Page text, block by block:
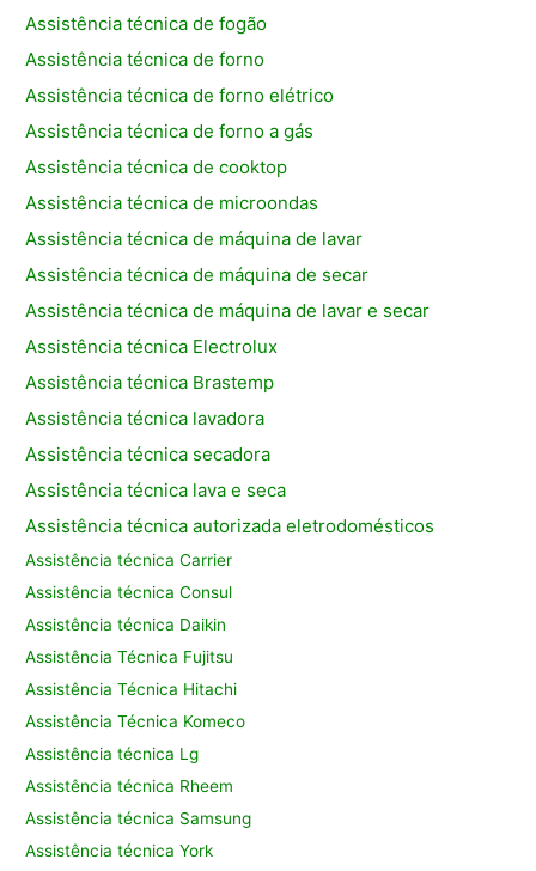
Assistência técnica de fogão
Assistência técnica de forno
Assistência técnica de forno elétrico
Assistência técnica de forno a gás
Assistência técnica de cooktop
Assistência técnica de microondas
Assistência técnica de máquina de lavar
Assistência técnica de máquina de secar
Assistência técnica de máquina de lavar e secar
Assistência técnica Electrolux
Assistência técnica Brastemp
Assistência técnica lavadora
Assistência técnica secadora
Assistência técnica lava e seca
Assistência técnica autorizada eletrodomésticos
Assistência técnica Carrier
Assistência técnica Consul
Assistência técnica Daikin
Assistência Técnica Fujitsu
Assistência Técnica Hitachi
Assistência Técnica Komeco
Assistência técnica Lg
Assistência técnica Rheem
Assistência técnica Samsung
Assistência técnica York